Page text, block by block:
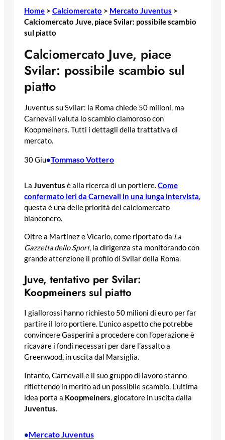
Home > Calciomercato > Mercato Juventus >
Calciomercato Juve, piace Svilar: possibile scambio
sul piatto
Calciomercato Juve, piace
Svilar: possibile scambio sul
piatto
Juventus su Svilar: la Roma chiede 50 milioni, ma
Carnevali valuta lo scambio clamoroso con
Koopmeiners. Tutti i dettagli della trattativa di
mercato.
30 Giu•Tommaso Vottero
La Juventus è alla ricerca di un portiere.Come
confermato ieri da Carnevali in una lunga intervista,
questa è una delle priorità del calciomercato
bianconero.
Oltre a Martinez e Vicario, come riportato da La
Gazzetta dello Sport, la dirigenza sta monitorando con
grande attenzione il profilo di Svilar della Roma.
Juve, tentativo per Svilar:
Koopmeiners sul piatto
I giallorossi hanno richiesto 50 milioni di euro per far
partire il loro portiere. L’unico aspetto che potrebbe
convincere Gasperini a procedere con l’operazione è
ricavare i fondi necessari per dare l’assalto a
Greenwood, in uscita dal Marsiglia.
Intanto, Carnevali e il suo gruppo di lavoro stanno
riflettendo in merito ad un possibile scambio. L’ultima
idea porta a Koopmeiners, giocatore in uscita dalla
Juventus.
•Mercato Juventus